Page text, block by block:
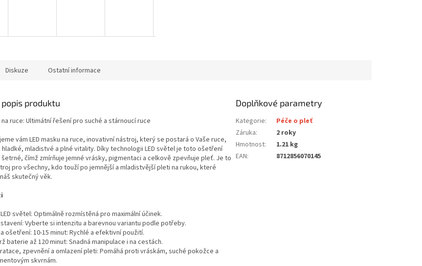
Diskuze Ostatní informace
produktu
na ruce: Ultimátní řešení pro suché a stárnoucí ruce
vám LED masku na ruce, inovativní nástroj, který se postará o Vaše ruce,
hladké, mladistvé a plné vitality. Díky technologii LED světel je toto ošetření
čímž zmírňuje jemné vrásky, pigmentaci a celkově zpevňuje pleť. Je to
pro všechny, kdo touží po jemnější a mladistvější pleti na rukou, které
skutečný věk.
světel: Optimálně rozmístěná pro maximální účinek.
Vyberte si intenzitu a barevnou variantu podle potřeby.
ošetření: 10-15 minut: Rychlé a efektivní použití.
baterie až 120 minut: Snadná manipulace i na cestách.
zpevnění a omlazení pleti: Pomáhá proti vráskám, suché pokožce a
skvrnám.
Doplňkové parametry
Kategorie:
Péče o pleť
Záruka:
2 roky
Hmotnost:
1.21 kg
EAN: 8712856070145